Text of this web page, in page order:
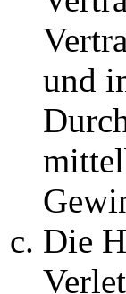
und
Die